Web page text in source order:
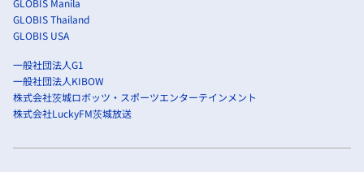
GLOBIS Thailand
GLOBIS USA
一般社団法人G1
一般社団法人KIBOW
株式会社茨城ロボッツ・スポーツエンターテインメント
株式会社LuckyFM茨城放送